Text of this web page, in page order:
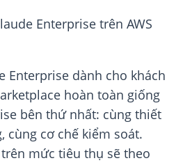
Enterprise trên AWS
Enterprise dành cho khách
hoàn toàn giống
bên thứ nhất: cùng thiết
cùng cơ chế kiểm soát.
mức tiêu thụ sẽ theo